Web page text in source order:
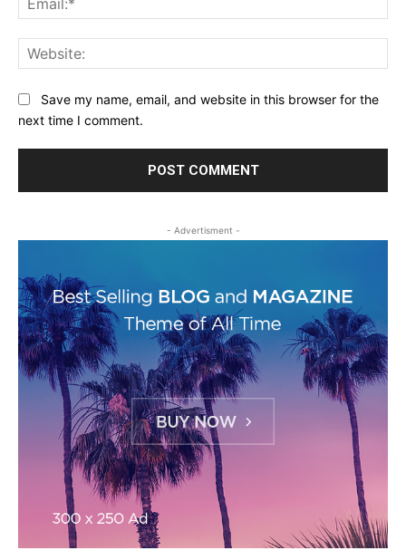
Save my name, email, and website in this browser for the
next time I comment.
- Advertisment -